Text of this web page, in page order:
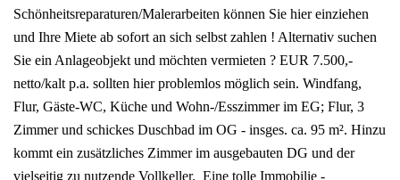
Schönheitsreparaturen/Malerarbeiten können Sie hier einziehen
und Ihre Miete ab sofort an sich selbst zahlen ! Alternativ suchen
Sie ein Anlageobjekt und möchten vermieten ? EUR 7.500,-
netto/kalt p.a. sollten hier problemlos möglich sein. Windfang,
Flur, Gäste-WC, Küche und Wohn-/Esszimmer im EG; Flur, 3
Zimmer und schickes Duschbad im OG - insges. ca. 95 m². Hinzu
kommt ein zusätzliches Zimmer im ausgebauten DG und der
vielseitig zu nutzende Vollkeller. Eine tolle Immobilie -